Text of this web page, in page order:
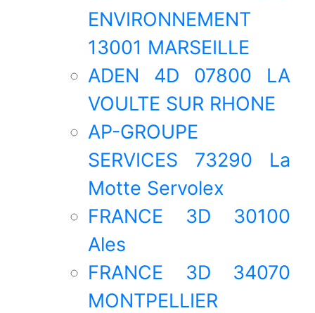
ENVIRONNEMENT
13001 MARSEILLE
ADEN 4D 07800 LA
VOULTE SUR RHONE
AP-GROUPE
SERVICES 73290 La
Motte Servolex
FRANCE 3D 30100
Ales
FRANCE 3D 34070
MONTPELLIER